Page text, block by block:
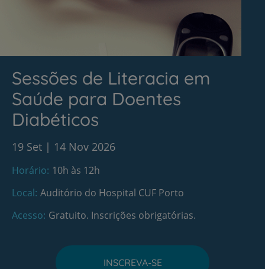
Sessões de Literacia em
Saúde para Doentes
Diabéticos
19 Set 14 Nov 2026
Horário 10h às 12h
Local Auditório do Hospital CUF Porto
Acesso Gratuito. Inscrições obrigatórias.
INSCREVA-SE